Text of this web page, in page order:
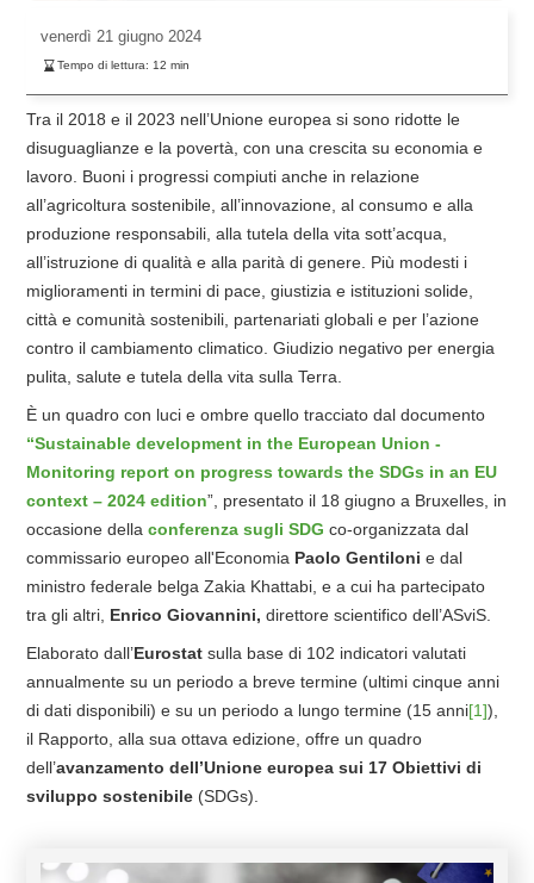
venerdì 21 giugno 2024
Tempo di lettura: 12 min
Tra il 2018 e il 2023 nell’Unione europea si sono ridotte le
disuguaglianze e la povertà, con una crescita su economia e
lavoro. Buoni i progressi compiuti anche in relazione
all’agricoltura sostenibile, all’innovazione, al consumo e alla
produzione responsabili, alla tutela della vita sott’acqua,
all’istruzione di qualità e alla parità di genere. Più modesti i
miglioramenti in termini di pace, giustizia e istituzioni solide,
città e comunità sostenibili, partenariati globali e per l’azione
contro il cambiamento climatico. Giudizio negativo per energia
pulita, salute e tutela della vita sulla Terra.
È un quadro con luci e ombre quello tracciato dal documento
“Sustainable development in the European Union -
Monitoring report on progress towards the SDGs in an EU
context – 2024 edition”, presentato il 18 giugno a Bruxelles, in
occasione della conferenza sugli SDG co-organizzata dal
commissario europeo all'Economia Paolo Gentiloni e dal
ministro federale belga Zakia Khattabi, e a cui ha partecipato
tra gli altri, Enrico Giovannini, direttore scientifico dell’ASviS.
Elaborato dall’Eurostat sulla base di 102 indicatori valutati
annualmente su un periodo a breve termine (ultimi cinque anni
di dati disponibili) e su un periodo a lungo termine (15 anni[1]),
il Rapporto, alla sua ottava edizione, offre un quadro
dell’avanzamento dell’Unione europea sui 17 Obiettivi di
sviluppo sostenibile (SDGs).